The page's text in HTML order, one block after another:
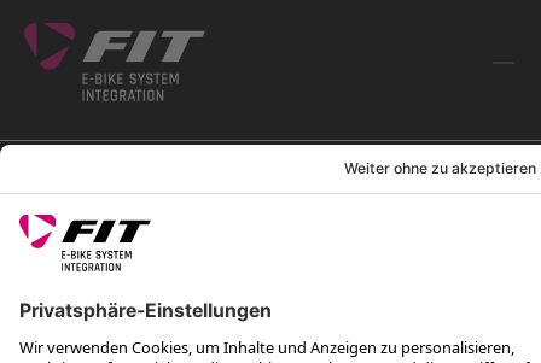
*Unverbindliche Preisempfehlung inkl. MwSt. zzgl. Versandkosten
Rotax Bike Technology AG © 2025